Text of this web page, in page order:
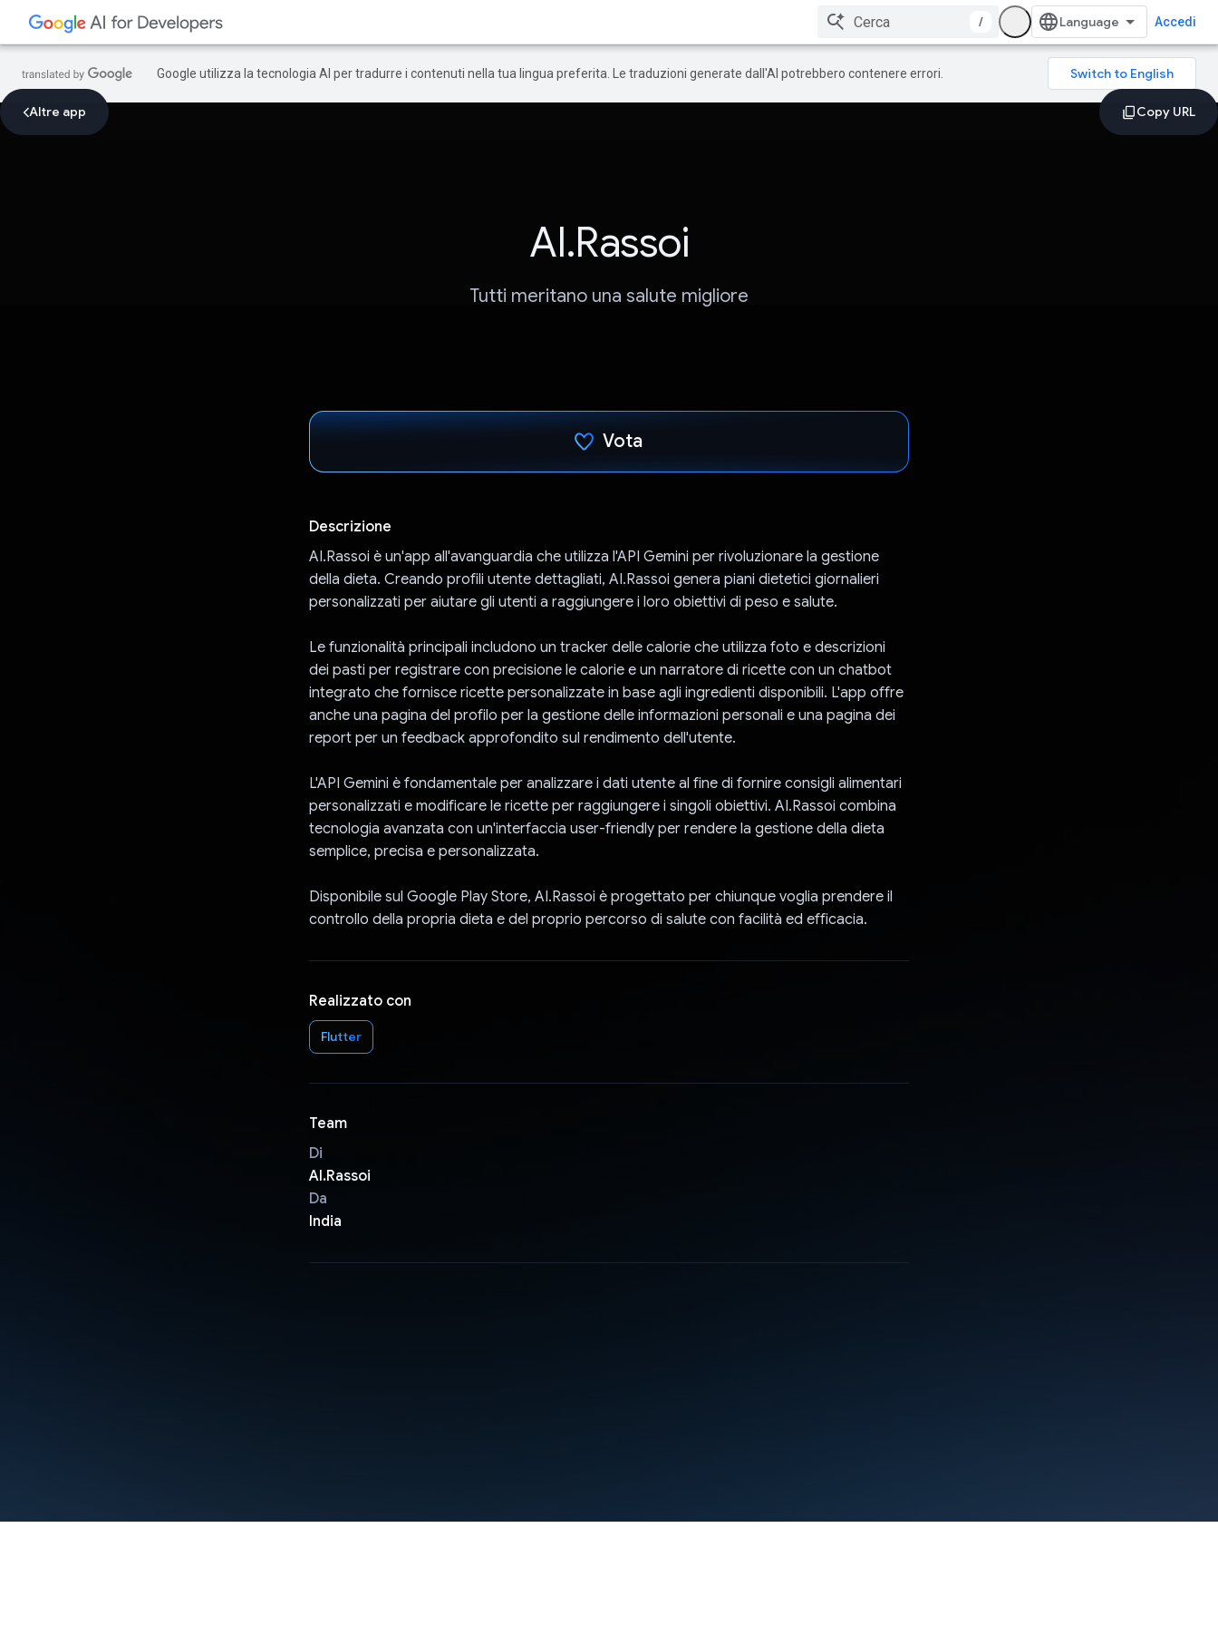
/ Accedi
Google utilizza la tecnologia AI per tradurre i contenuti nella tua lingua preferita. Le traduzioni generate dall'AI potrebbero contenere errori.
Altre app
AI.Rassoi
Tutti meritano una salute migliore
Vota
Descrizione
AI.Rassoi è un'app all'avanguardia che utilizza l'API Gemini per rivoluzionare la gestione
della dieta. Creando profili utente dettagliati, AI.Rassoi genera piani dietetici giornalieri
personalizzati per aiutare gli utenti a raggiungere i loro obiettivi di peso e salute.
Le funzionalità principali includono un tracker delle calorie che utilizza foto e descrizioni
dei pasti per registrare con precisione le calorie e un narratore di ricette con un chatbot
integrato che fornisce ricette personalizzate in base agli ingredienti disponibili. L'app offre
anche una pagina del profilo per la gestione delle informazioni personali e una pagina dei
report per un feedback approfondito sul rendimento dell'utente.
L'API Gemini è fondamentale per analizzare i dati utente al fine di fornire consigli alimentari
personalizzati e modificare le ricette per raggiungere i singoli obiettivi. AI.Rassoi combina
tecnologia avanzata con un'interfaccia user-friendly per rendere la gestione della dieta
semplice, precisa e personalizzata.
Disponibile sul Google Play Store, AI.Rassoi è progettato per chiunque voglia prendere il
controllo della propria dieta e del proprio percorso di salute con facilità ed efficacia.
Realizzato con
Flutter
Team
Di
AI.Rassoi
Da
India